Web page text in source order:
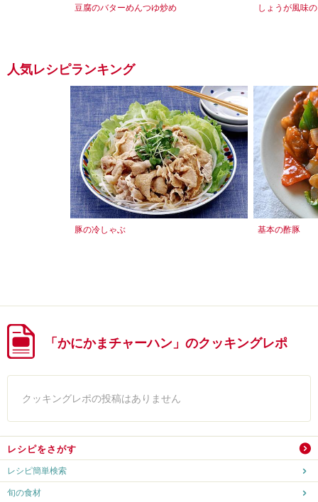
豆腐のバターめんつゆ炒め しょうが風味
人気レシピランキング
豚の冷しゃぶ 基本の酢豚
「かにかまチャーハン」のクッキングレポ
クッキングレポの投稿はありません
レシピをさがす
レシピ簡単検索
旬の食材